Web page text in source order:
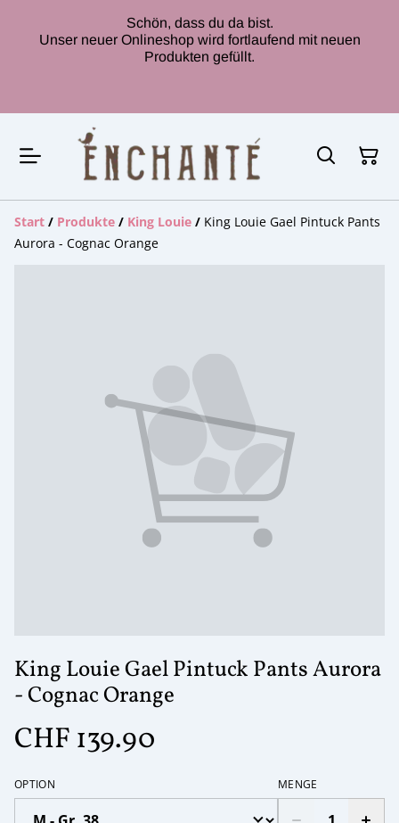
Schön, dass du da bist.
Unser neuer Onlineshop wird fortlaufend mit neuen
Produkten gefüllt.
Start / Produkte / King Louie / King Louie Gael Pintuck Pants
Aurora - Cognac Orange
King Louie Gael Pintuck Pants Aurora
- Cognac Orange
CHF 139.90
OPTION MENGE